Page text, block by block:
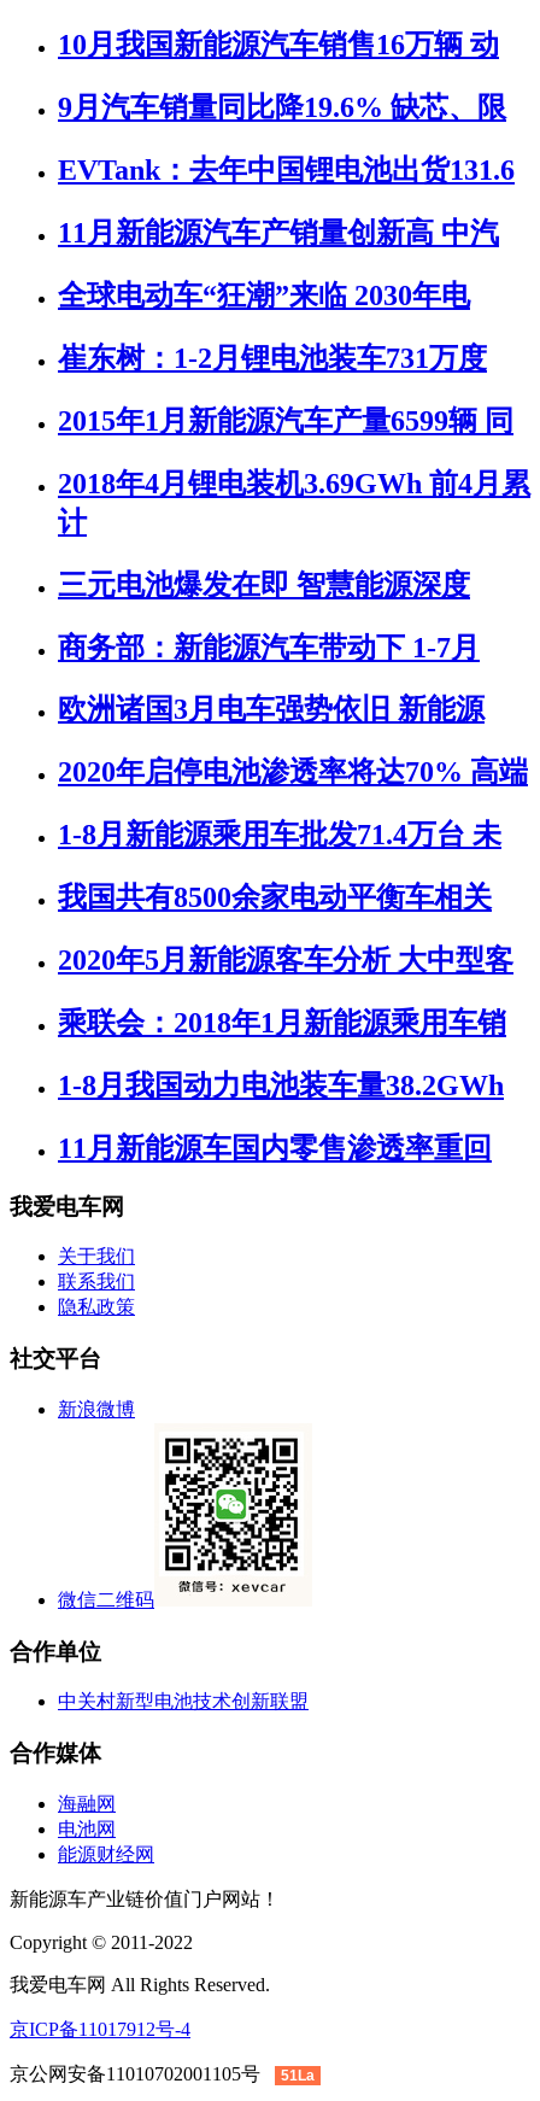
10月我国新能源汽车销售16万辆 动
9月汽车销量同比降19.6% 缺芯、限
EVTank：去年中国锂电池出货131.6
11月新能源汽车产销量创新高 中汽
全球电动车“狂潮”来临 2030年电
崔东树：1-2月锂电池装车731万度
2015年1月新能源汽车产量6599辆 同
2018年4月锂电装机3.69GWh 前4月累
计
三元电池爆发在即 智慧能源深度
商务部：新能源汽车带动下 1-7月
欧洲诸国3月电车强势依旧 新能源
2020年启停电池渗透率将达70% 高端
1-8月新能源乘用车批发71.4万台 未
我国共有8500余家电动平衡车相关
2020年5月新能源客车分析 大中型客
乘联会：2018年1月新能源乘用车销
1-8月我国动力电池装车量38.2GWh
11月新能源车国内零售渗透率重回
我爱电车网
关于我们
联系我们
隐私政策
社交平台
新浪微博
微信二维码
合作单位
中关村新型电池技术创新联盟
合作媒体
海融网
电池网
能源财经网
新能源车产业链价值门户网站！
Copyright © 2011-2022
我爱电车网 All Rights Reserved.
京ICP备11017912号-4
京公网安备11010702001105号 51La